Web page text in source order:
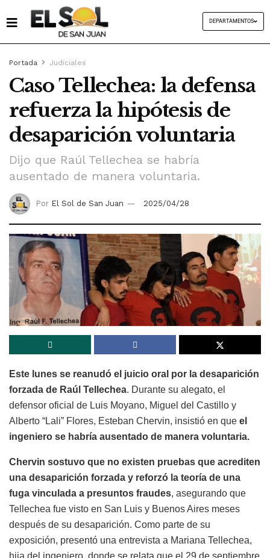
DEPARTAMENTOS
Portada Judiciales
Caso Tellechea: la defensa
refuerza la hipótesis de
desaparición voluntaria
Dijo que Raúl Tellechea se habría
ausentado de manera voluntaria.
Por El Sol de San Juan 2025/04/28
Este lunes se reanudó el juicio oral por la desaparición
forzada de Raúl Tellechea. Durante su alegato, el
defensor oficial de Luis Moyano, Miguel del Castillo y
Alberto “Lali” Flores, Esteban Chervin, insistió en que el
ingeniero se habría ausentado de manera voluntaria.
Chervin sostuvo que no existen pruebas que acrediten
una desaparición forzada y reforzó la teoría de una
fuga vinculada a presuntos fraudes, asegurando que
Tellechea fue visto en San Luis y Buenos Aires meses
después de su desaparición. Como parte de su
exposición, presentó una entrevista a Mariana Tellechea,